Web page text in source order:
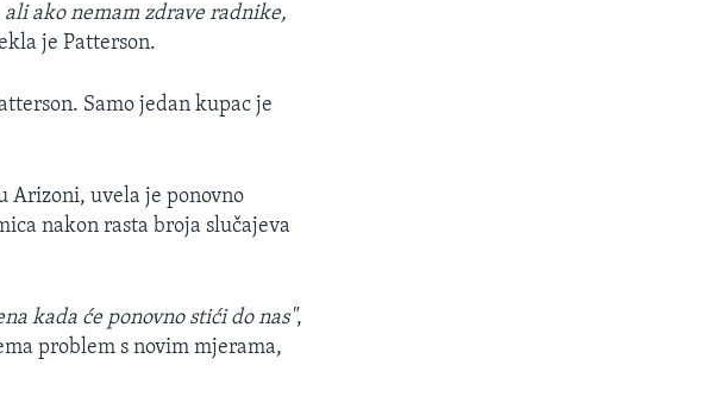
ako nemam zdrave radnike,
je Patterson.
Samo jedan kupac je
Arizoni, uvela je ponovno
nakon rasta broja slučajeva
kada će ponovno stići do nas",
problem s novim mjerama,